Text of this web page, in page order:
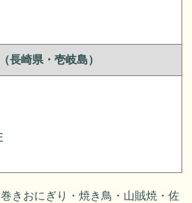
長崎県・壱岐島）
きおにぎり・焼き鳥・山賊焼・佐